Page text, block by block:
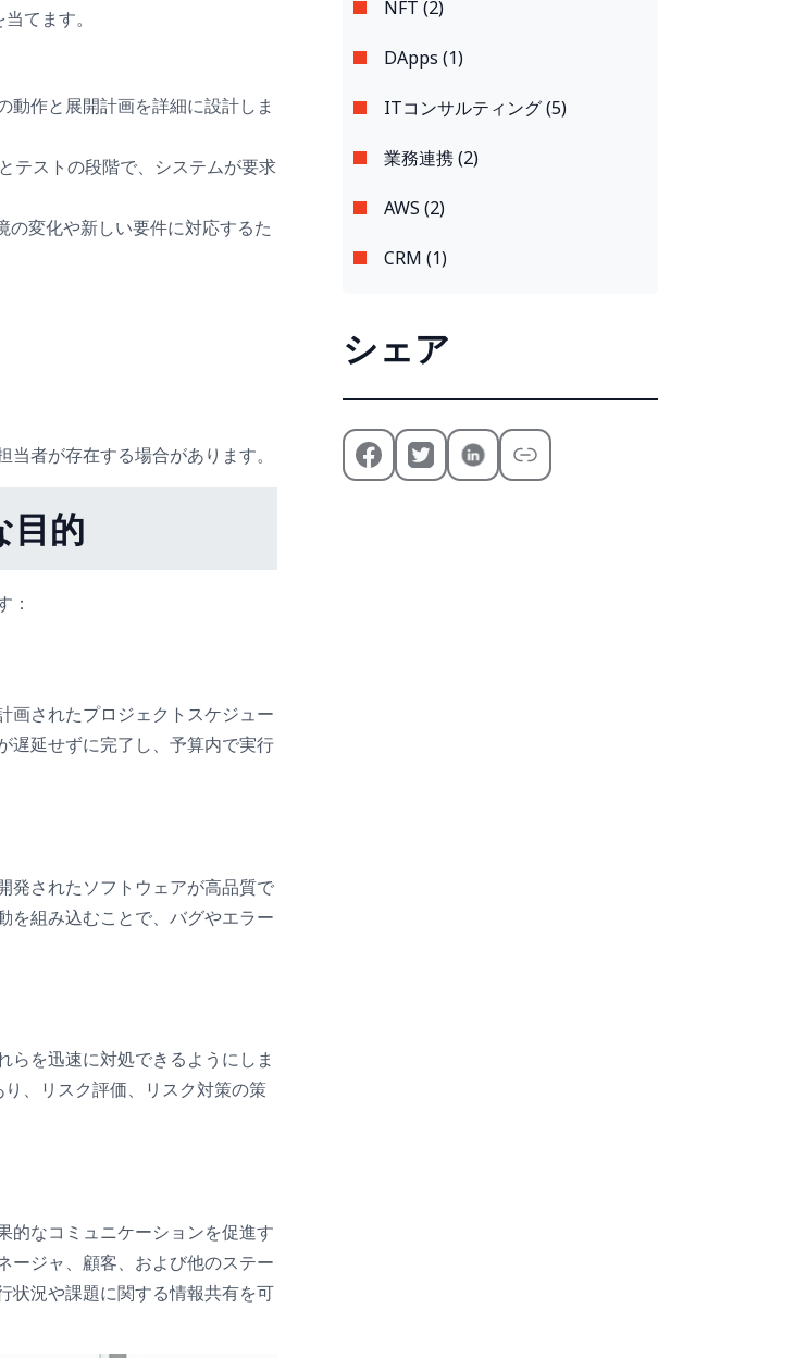
てます。
作と展開計画を詳細に設計しま
ストの段階で、システムが要求
変化や新しい要件に対応するた
者が存在する場合があります。
目的
：
画されたプロジェクトスケジュー
遅延せずに完了し、予算内で実行
発されたソフトウェアが高品質で
を組み込むことで、バグやエラー
らを迅速に対処できるようにしま
、リスク評価、リスク対策の策
的なコミュニケーションを促進す
ージャ、顧客、および他のステー
状況や課題に関する情報共有を可
NFT (2)
DApps (1)
ITコンサルティング (5)
業務連携 (2)
AWS (2)
CRM (1)
シェア